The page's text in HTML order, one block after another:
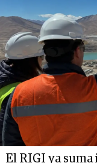
El RIGI ya